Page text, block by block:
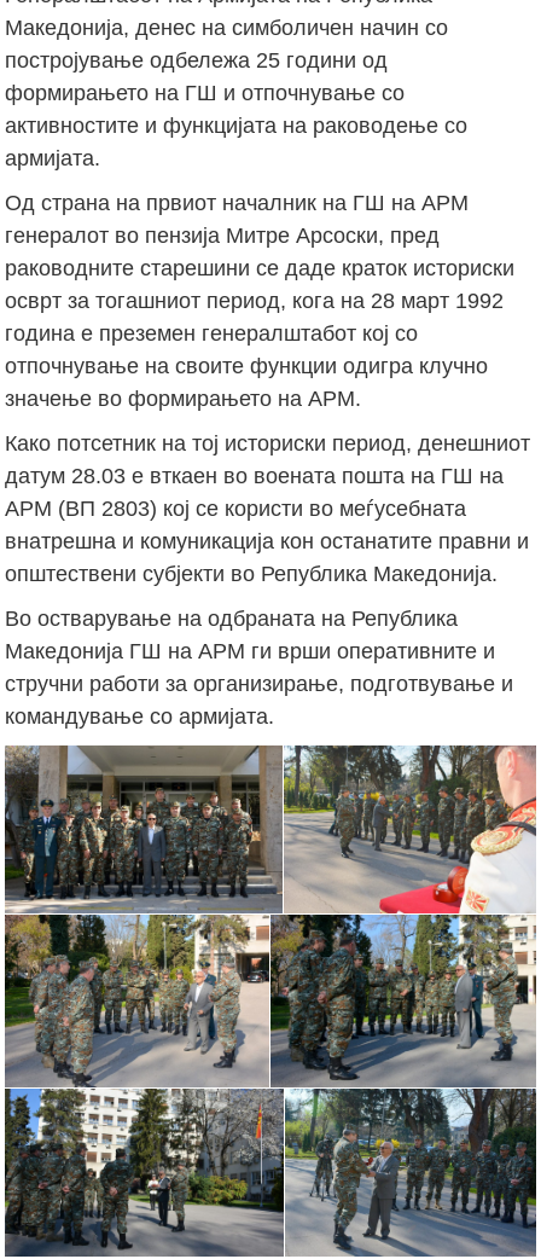
Македонија, денес на симболичен начин со
постројување одбележа 25 години од
формирањето на ГШ и отпочнување со
активностите и функцијата на раководење со
армијата.
Од страна на првиот началник на ГШ на АРМ
генералот во пензија Митре Арсоски, пред
раководните старешини се даде краток историски
осврт за тогашниот период, кога на 28 март 1992
година е преземен генералштабот кој со
отпочнување на своите функции одигра клучно
значење во формирањето на АРМ.
Како потсетник на тој историски период, денешниот
датум 28.03 е вткаен во воената пошта на ГШ на
АРМ (ВП 2803) кој се користи во меѓусебната
внатрешна и комуникација кон останатите правни и
општествени субјекти во Република Македонија.
Во остварување на одбраната на Република
Македонија ГШ на АРМ ги врши оперативните и
стручни работи за организирање, подготвување и
командување со армијата.